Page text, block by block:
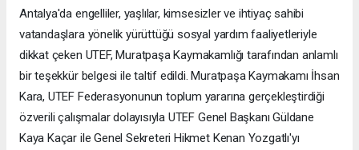
Antalya'da engelliler, yaşlılar, kimsesizler ve ihtiyaç sahibi
vatandaşlara yönelik yürüttüğü sosyal yardım faaliyetleriyle
dikkat çeken UTEF, Muratpaşa Kaymakamlığı tarafından anlamlı
bir teşekkür belgesi ile taltif edildi. Muratpaşa Kaymakamı İhsan
Kara, UTEF Federasyonunun toplum yararına gerçekleştirdiği
özverili çalışmalar dolayısıyla UTEF Genel Başkanı Güldane
Kaya Kaçar ile Genel Sekreteri Hikmet Kenan Yozgatlı'yı